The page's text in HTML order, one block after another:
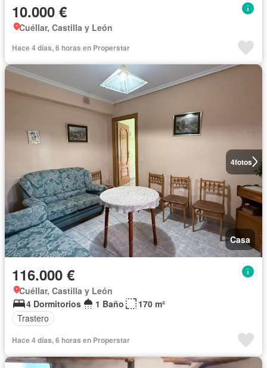
10.000 €
Cuéllar, Castilla y León
Hace 4 días, 6 horas en Properstar
4fotos
Casa
116.000 €
Cuéllar, Castilla y León
4 Dormitorios
1 Baño
170 m²
Trastero
Hace 4 días, 6 horas en Properstar